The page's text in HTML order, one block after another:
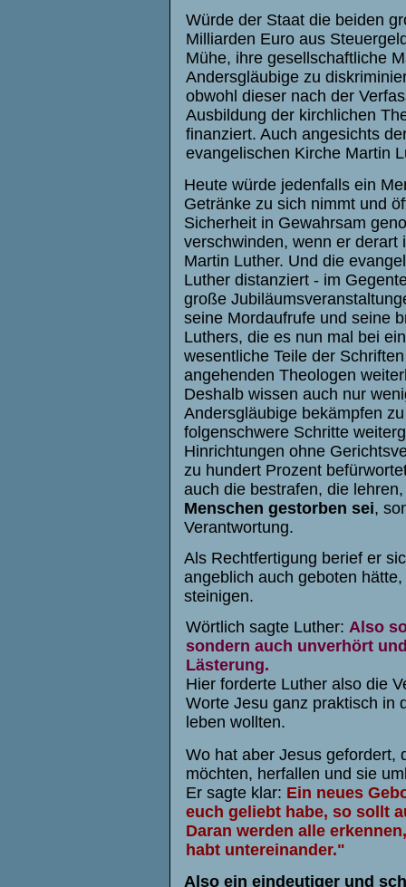
Würde der Staat die beiden
Milliarden Euro aus
Mühe, ihre gesellschaftliche
Andersgläubige zu
obwohl dieser nach der
Ausbildung der kirchlichen
finanziert. Auch angesichts
evangelischen Kirche Martin
Heute würde jedenfalls ein
Getränke zu sich nimmt und
Sicherheit in Gewahrsam
verschwinden, wenn er derart
Martin Luther. Und die
Luther distanziert - im
große
seine Mordaufrufe und seine
Luthers, die es nun mal bei
wesentliche Teile der
angehenden Theologen
Deshalb wissen auch nur
Andersgläubige bekämpfen
folgenschwere Schritte
Hinrichtungen ohne
zu hundert Prozent
auch die bestrafen, die lehren,
Menschen gestorben sei,
Verantwortung.
Als Rechtfertigung berief er
angeblich auch geboten
steinigen.
Wörtlich sagte Luther:Also
sondern auch unverhört
Lästerung.
Hier forderte Luther also die
Worte Jesu ganz praktisch in
leben wollten.
Wo hat aber Jesus gefordert,
möchten, herfallen und sie
Er sagte klar: Ein neues
euch geliebt habe, so sollt
Daran werden alle
habt untereinander."
Also ein eindeutiger und